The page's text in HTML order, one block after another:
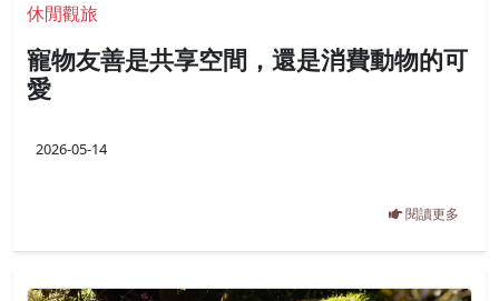
休閒觀旅
寵物友善是共享空間，還是消費動物的可
愛
2026-05-14
閱讀更多